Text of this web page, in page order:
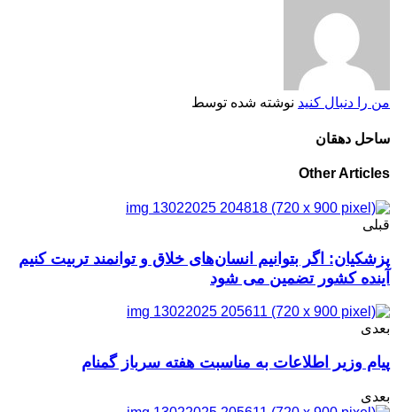
من را دنبال کنید نوشته شده توسط
ساحل دهقان
Other Articles
قبلی
پزشکیان: اگر بتوانیم انسان‌های خلاق و توانمند تربیت کنیم
آینده کشور تضمین می شود
بعدی
پیام وزیر اطلاعات به مناسبت هفته سرباز گمنام
بعدی